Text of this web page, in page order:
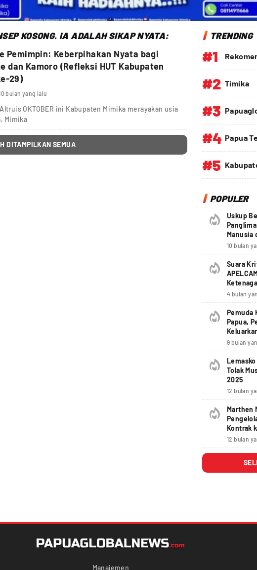
KOSONG. IA ADALAH SIKAP NYATA:
Pemimpin: Keberpihakan Nyata bagi
dan Kamoro (Refleksi HUT Kabupaten
29)
bulan yang lalu
OKTOBER ini Kabupaten Mimika merayakan usia
Mimika
DITAMPILKAN SEMUA
TRENDING
#1
#2 Timika
#3
#4 Papua
#5
POPULER
Uskup
Manusia
10 bulan
Suara
4 bulan
Pemuda
Papua,
Seruan
9 bulan
Tolak
2025
12 bulan
Marthen
Kontrak
Lewat
Hangus
12 bulan
Manajemen